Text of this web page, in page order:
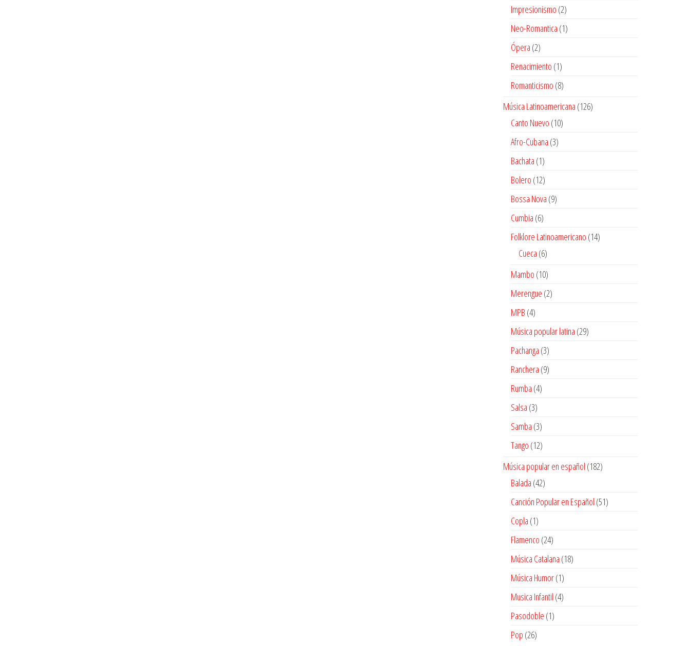
Impresionismo 22
productos
Neo-Romantica 11
Ópera 22
productos
Renacimiento 11
producto
Romanticismo 88
Música Latinoamericana 126126
Canto Nuevo 1010
Afro-Cubana 33
Bachata 11
producto
Bolero 1212
productos
Bossa Nova 99
Cumbia 66
productos
Folklore Latinoamericano 1414
Cueca 66
Mambo 1010
productos
Merengue 22
MPB 44
productos
Música popular latina 2929
Pachanga 33
productos
Ranchera 99
Rumba 44
Salsa 33
productos
Samba 33
productos
Tango 1212
Música popular en español 182182
Balada 4242
productos
Canción Popular en Español 5151
Copla 11
producto
Flamenco 2424
productos
Música Catalana 1818
Música Humor 11
producto
Musica Infantil 44
Pasodoble 11
Pop 2626